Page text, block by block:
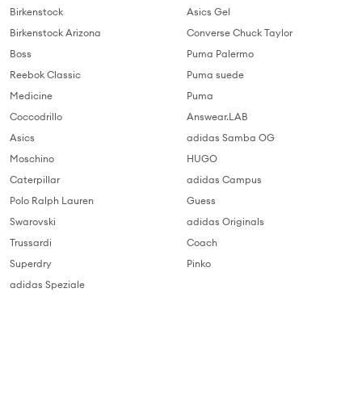
Birkenstock
Birkenstock Arizona
Boss
Reebok Classic
Medicine
Coccodrillo
Asics
Moschino
Caterpillar
Polo Ralph Lauren
Swarovski
Trussardi
Superdry
adidas Speziale
Asics Gel
Converse Chuck Taylor
Puma Palermo
Puma suede
Puma
Answear.LAB
adidas Samba OG
HUGO
adidas Campus
Guess
adidas Originals
Coach
Pinko